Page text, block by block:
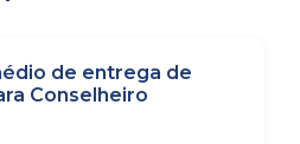
de entrega de
Conselheiro